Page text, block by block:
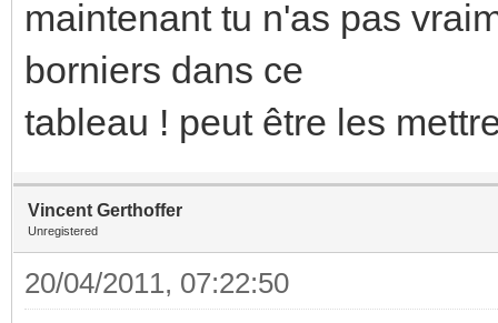
maintenant tu n'as pas
borniers dans ce
tableau ! peut être les
Vincent Gerthoffer
Unregistered
20/04/2011, 07:22:50